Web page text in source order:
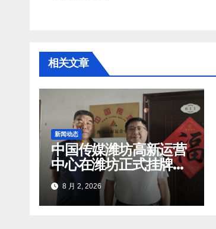
航
相关文章
新闻动态
中国传媒潍坊高新运营
中心在潍坊正式挂牌成
立8 月 2, 2026